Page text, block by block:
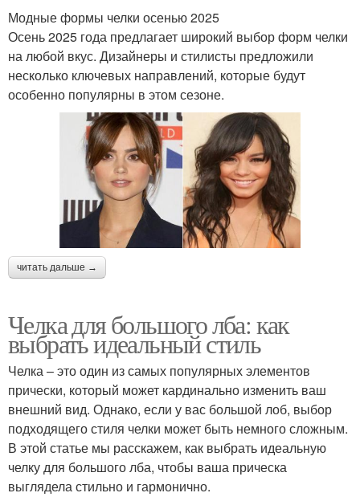
Модные формы челки осенью 2025
Осень 2025 года предлагает широкий выбор форм челки
на любой вкус. Дизайнеры и стилисты предложили
несколько ключевых направлений, которые будут
особенно популярны в этом сезоне.
читать дальше →
Челка для большого лба: как
выбрать идеальный стиль
Челка – это один из самых популярных элементов
прически, который может кардинально изменить ваш
внешний вид. Однако, если у вас большой лоб, выбор
подходящего стиля челки может быть немного сложным.
В этой статье мы расскажем, как выбрать идеальную
челку для большого лба, чтобы ваша прическа
выглядела стильно и гармонично.